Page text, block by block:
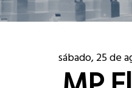
sábado, 25 de